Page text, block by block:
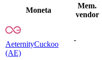
Moneta
Mem.
vendor
AeternityCuckoo
(AE)
-